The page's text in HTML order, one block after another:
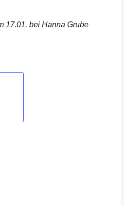
17.01. bei Hanna Grube